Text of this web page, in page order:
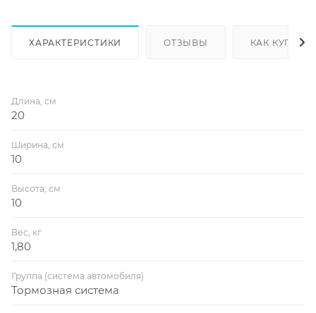
ХАРАКТЕРИСТИКИ ОТЗЫВЫ КАК КУПИТЬ
Длина, см
20
Ширина, см
10
Высота, см
10
Вес, кг
1,80
Группа (система автомобиля)
Тормозная система